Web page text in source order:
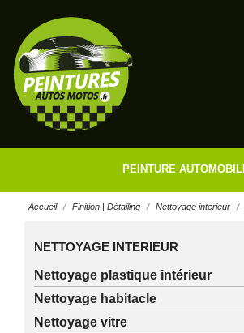
PEINTURE
Accueil Finition | Détailing Nettoyage interieur
NETTOYAGE INTERIEUR
Nettoyage plastique intérieur
Nettoyage habitacle
Nettoyage vitre